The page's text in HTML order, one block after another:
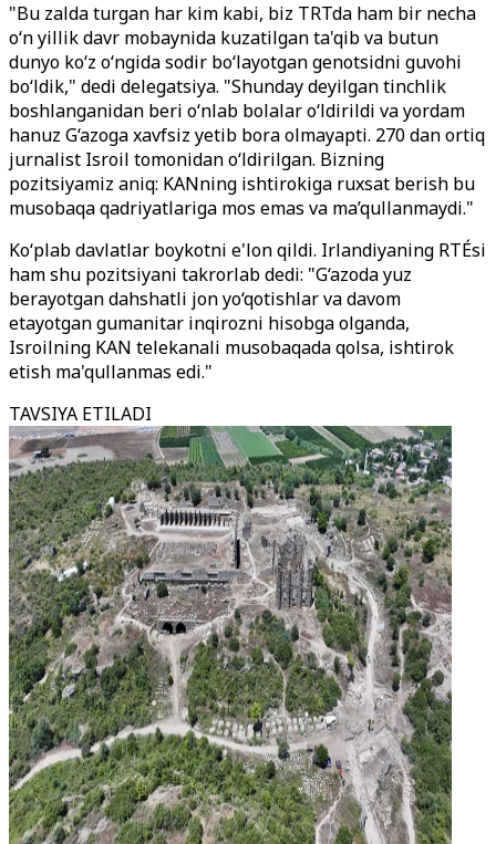
"Bu zalda turgan har kim kabi, biz TRTda ham bir necha
o‘n yillik davr mobaynida kuzatilgan ta'qib va butun
dunyo ko‘z o‘ngida sodir bo‘layotgan genotsidni guvohi
bo‘ldik," dedi delegatsiya. "Shunday deyilgan tinchlik
boshlanganidan beri o‘nlab bolalar o‘ldirildi va yordam
hanuz G‘azoga xavfsiz yetib bora olmayapti. 270 dan ortiq
jurnalist Isroil tomonidan o‘ldirilgan. Bizning
pozitsiyamiz aniq: KANning ishtirokiga ruxsat berish bu
musobaqa qadriyatlariga mos emas va ma’qullanmaydi."
Ko‘plab davlatlar boykotni e'lon qildi. Irlandiyaning RTÉsi
ham shu pozitsiyani takrorlab dedi: "G‘azoda yuz
berayotgan dahshatli jon yo‘qotishlar va davom
etayotgan gumanitar inqirozni hisobga olganda,
Isroilning KAN telekanali musobaqada qolsa, ishtirok
etish ma'qullanmas edi."
TAVSIYA ETILADI